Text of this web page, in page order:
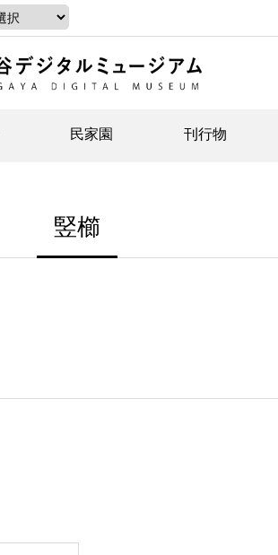
イベント
民家園
イベント
刊行物
ジュニア講座
竪櫛